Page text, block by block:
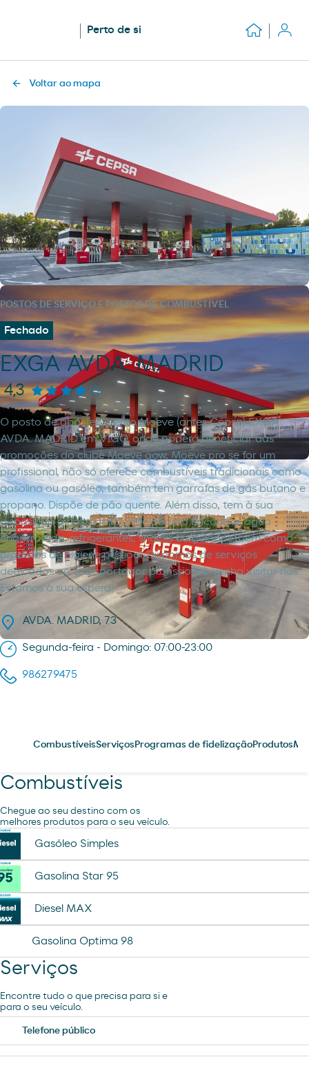
Perto de si
Voltar ao mapa
POSTOS DE SERVIÇO E POSTOS DE COMBUSTÍVEL
Fechado
EXGA AVDA. MADRID
4,3
O posto de abastecimento Moeve (antes Cepsa) EXGA
AVDA. MADRID em VIGO, onde poderá beneficiar das
promoções do clube Moeve gow, Moeve pro se for um
profissional, não só oferece combustíveis tradicionais como
gasolina ou gasóleo, também tem garrafas de gás butano e
propano. Dispõe de pão quente. Além disso, tem à sua
disposição a nossa loja, onde poderá encontrar água
engarrafada, refrigerantes, snacks ou gelados, bem como
produtos de higiene pessoal. Dispomos de serviços
dedicados ao transportador profissional. Venha visitar-nos.
Estamos à sua espera!
AVDA. MADRID, 73
Segunda-feira - Domingo: 07:00-23:00
986279475
CombustíveisServiços Programas de fidelizaçãoProdutos
Combustíveis
Chegue ao seu destino com os
melhores produtos para o seu veículo.
Gasóleo Simples
Gasolina Star 95
Diesel MAX
Gasolina Optima 98
Serviços
Encontre tudo o que precisa para si e
para o seu veículo.
Telefone público